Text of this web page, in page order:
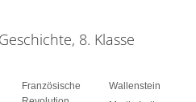
8. Klasse
Französische
Wallenstein